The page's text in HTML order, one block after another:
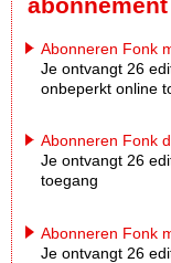
Abonneren Fonk
Je ontvangt 26
onbeperkt online
Abonneren Fonk
Je ontvangt 26
toegang
Abonneren Fonk
Je ontvangt 26